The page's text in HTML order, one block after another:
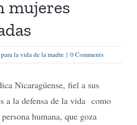
mujeres
la vida de la madre | 0 Comments
Nicaragüense, fiel a sus
a la defensa de la vida como
humana, que goza